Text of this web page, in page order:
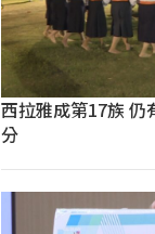
西拉雅成第17族 仍
分